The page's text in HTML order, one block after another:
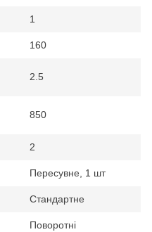
1
160
2.5
850
2
Пересувне, 1 шт
Стандартне
Поворотні